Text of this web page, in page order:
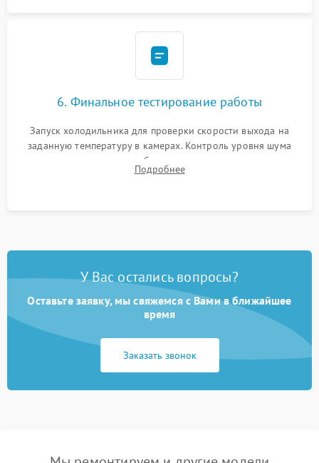
6. Финальное тестирование работы
Запуск холодильника для проверки скорости выхода на
заданную температуру в камерах. Контроль уровня шума
компрессора, отсутствия обмерзания стенок и корректного
срабатывания системы автоматической оттайки.
Подробнее
У Вас остались вопросы?
Оставьте заявку, мы свяжемся с Вами в ближайшее
время
Заказать звонок